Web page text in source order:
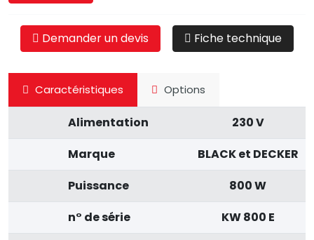
Demander un devis Fiche technique
Caractéristiques Options
Alimentation
230 V
Marque
BLACK et DECKER
Puissance
800 W
n° de série
KW 800 E